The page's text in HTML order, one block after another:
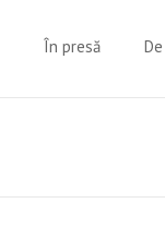
În presă